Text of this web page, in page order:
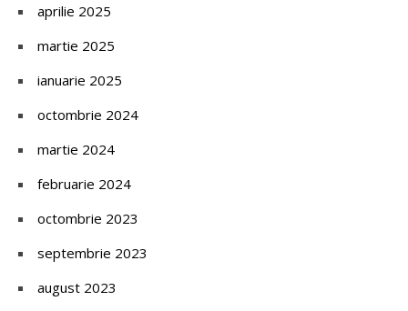
aprilie 2025
martie 2025
ianuarie 2025
octombrie 2024
martie 2024
februarie 2024
octombrie 2023
septembrie 2023
august 2023